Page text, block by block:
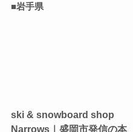
■岩手県
ski & snowboard shop
Narrows｜盛岡市発信の本